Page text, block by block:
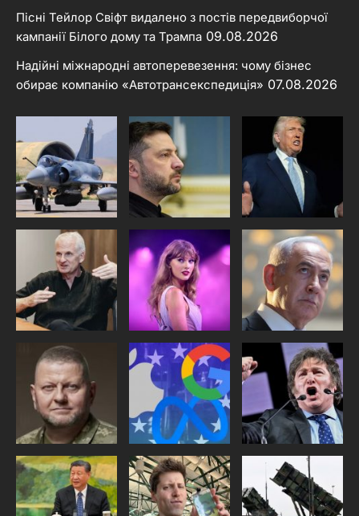
Пісні Тейлор Свіфт видалено з постів передвиборчої
кампанії Білого дому та Трампа 09.08.2026
Надійні міжнародні автоперевезення: чому бізнес
обирає компанію «Автотрансекспедиція» 07.08.2026